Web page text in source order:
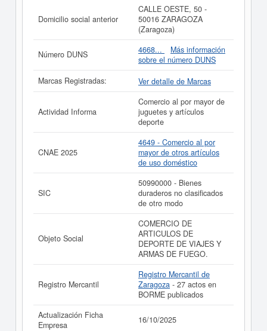
similiares pueden aspirar a algunas subvenciones.
Descubra a cuales desde aquí. Su capital se sitúa
alrededor mayor de 60.000 €. El número de actos
publicados en el BORME sobre esta empresa es de 27 y
figura en el Registro Mercantil de Zaragoza.
Si está interesado en conocer más datos de la empresa
este Informe ampliado
de ALPINA SPORTS SL y
consultar los resultados de sus años de actividad, así
como los balances y cuentas de resultados disponibles.
La última actualización del informe de empresa se ha
realizado el 16/10/2025.
Domicilio social anterior
CALLE OESTE, 50 -
50016 ZARAGOZA
(Zaragoza)
Número DUNS 4668...
Más información
sobre el número DUNS
Marcas Registradas:
Ver detalle de Marcas
Actividad Informa
Comercio al por mayor de
juguetes y artículos
deporte
CNAE 2025
4649 - Comercio al por
mayor de otros artículos
de uso doméstico
SIC
50990000 - Bienes
duraderos no clasificados
de otro modo
Objeto Social
COMERCIO DE
ARTICULOS DE
DEPORTE DE VIAJES Y
ARMAS DE FUEGO.
Registro Mercantil
Registro Mercantil de
Zaragoza - 27 actos en
BORME publicados
Actualización Ficha
Empresa
16/10/2025